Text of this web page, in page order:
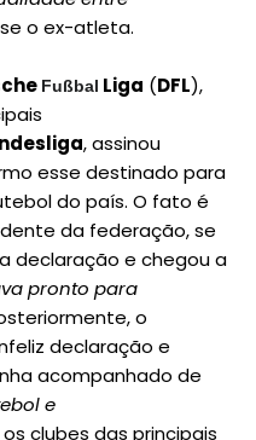
o ex-atleta.
Fußbal Liga (DFL),
, assinou
esse destinado para
do país. O fato é
da federação, se
declaração e chegou a
pronto para
o
declaração e
acompanhado de
e
clubes das principais